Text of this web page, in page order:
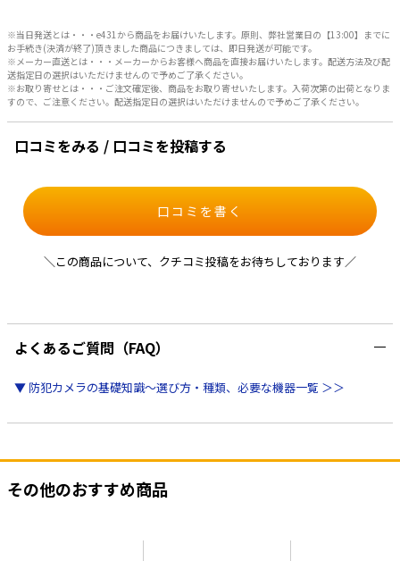
※当日発送とは・・・e431から商品をお届けいたします。原則、弊社営業日の【13:00】までに
お手続き(決済が終了)頂きました商品につきましては、即日発送が可能です。
※メーカー直送とは・・・メーカーからお客様へ商品を直接お届けいたします。配送方法及び配
送指定日の選択はいただけませんので予めご了承ください。
※お取り寄せとは・・・ご注文確定後、商品をお取り寄せいたします。入荷次第の出荷となりま
すので、ご注意ください。配送指定日の選択はいただけませんので予めご了承ください。
口コミをみる / 口コミを投稿する
口コミを書く
＼この商品について、クチコミ投稿をお待ちしております／
よくあるご質問（FAQ）
▼ 防犯カメラの基礎知識～選び方・種類、必要な機器一覧 ＞＞
その他のおすすめ商品